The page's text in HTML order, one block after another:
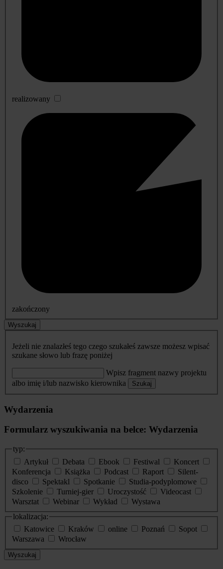
realizowany
zakończony
Wyszukaj
Jeżeli nie znalazłeś tego czego szukałeś zawsze możesz wpisać
szukane słowo lub frazę poniżej
Wpisz fragment nazwy projektu
albo imię i/lub nazwisko kierownika
Szukaj
Wydarzenia
Formularz wyszukiwania na belce: Wydarzenia
typ:
Artykuł
Debata Ebook Festiwal
Koncert
Konferencja
Książka Podcast Raport
Silent-
disco
Spektakl Spotkanie
Studia-podyplomowe
Szkolenie
Turniej-gier Uroczystość
Videocast
Warsztat
Webinar Wykład
Wystawa
lokalizacja:
Katowice
Kraków online Poznań
Sopot
Warszawa
Wrocław
Wyszukaj